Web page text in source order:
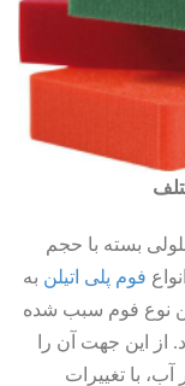
بسته با حجم
فوم پلی اتیلن به
نوع فوم سبب شده
از این جهت آن را
با تغییرات